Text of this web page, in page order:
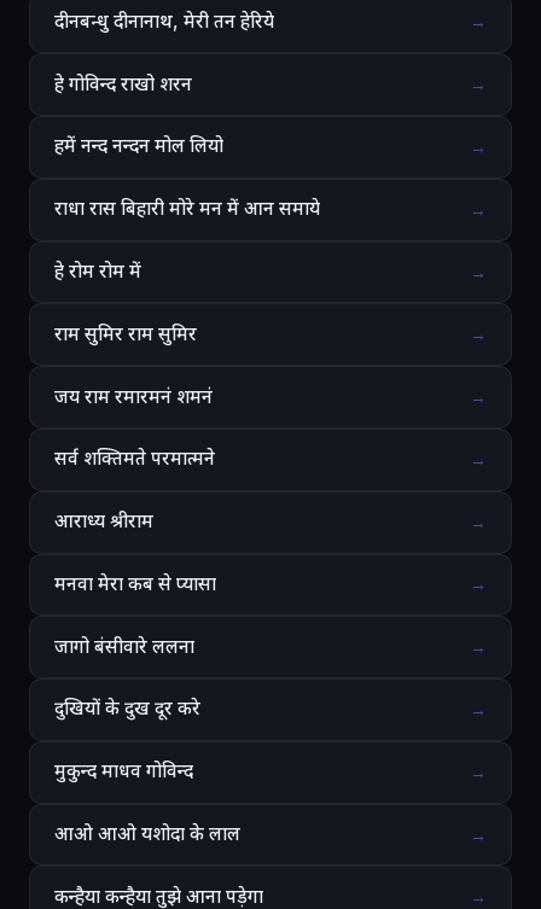
दीनबन्धु दीनानाथ, मेरी तन हेरिये →
हे गोविन्द राखो शरन →
हमें नन्द नन्दन मोल लियो →
राधा रास बिहारी मोरे मन में आन समाये →
हे रोम रोम में →
राम सुमिर राम सुमिर →
जय राम रमारमनं शमनं →
सर्व शक्तिमते परमात्मने →
आराध्य श्रीराम →
मनवा मेरा कब से प्यासा →
जागो बंसीवारे ललना →
दुखियों के दुख दूर करे →
मुकुन्द माधव गोविन्द →
आओ आओ यशोदा के लाल →
कन्हैया कन्हैया तुझे आना पड़ेगा →